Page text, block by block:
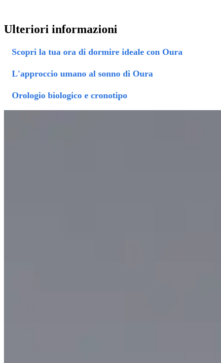
Ulteriori informazioni
Scopri la tua ora di dormire ideale con Oura
L'approccio umano al sonno di Oura
Orologio biologico e cronotipo